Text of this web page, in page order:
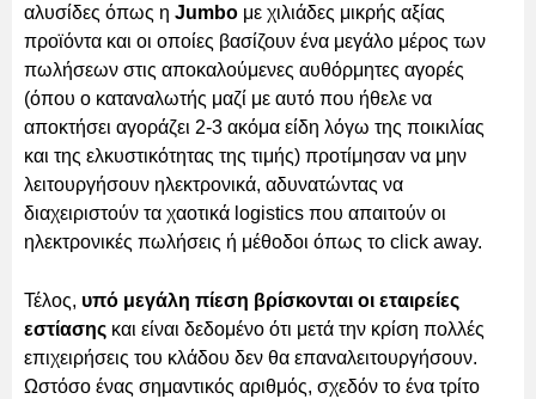
αλυσίδες όπως η Jumbo με χιλιάδες μικρής αξίας
προϊόντα και οι οποίες βασίζουν ένα μεγάλο μέρος των
πωλήσεων στις αποκαλούμενες αυθόρμητες αγορές
(όπου ο καταναλωτής μαζί με αυτό που ήθελε να
αποκτήσει αγοράζει 2-3 ακόμα είδη λόγω της ποικιλίας
και της ελκυστικότητας της τιμής) προτίμησαν να μην
λειτουργήσουν ηλεκτρονικά, αδυνατώντας να
διαχειριστούν τα χαοτικά logistics που απαιτούν οι
ηλεκτρονικές πωλήσεις ή μέθοδοι όπως το click away.
Τέλος, υπό μεγάλη πίεση βρίσκονται οι εταιρείες
εστίασης και είναι δεδομένο ότι μετά την κρίση πολλές
επιχειρήσεις του κλάδου δεν θα επαναλειτουργήσουν.
Ωστόσο ένας σημαντικός αριθμός, σχεδόν το ένα τρίτο